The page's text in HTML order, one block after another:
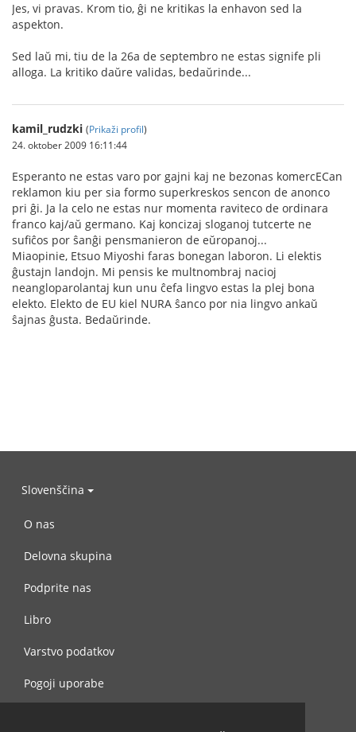
Jes, vi pravas. Krom tio, ĝi ne kritikas la enhavon sed la
aspekton.
Sed laŭ mi, tiu de la 26a de septembro ne estas signife pli
alloga. La kritiko daŭre validas, bedaŭrinde...
kamil_rudzki (Prikaži profil)
24. oktober 2009 16:11:44
Esperanto ne estas varo por gajni kaj ne bezonas komercECan
reklamon kiu per sia formo superkreskos sencon de anonco
pri ĝi. Ja la celo ne estas nur momenta raviteco de ordinara
franco kaj/aŭ germano. Kaj koncizaj sloganoj tutcerte ne
sufiĉos por ŝanĝi pensmanieron de eŭropanoj...
Miaopinie, Etsuo Miyoshi faras bonegan laboron. Li elektis
ĝustajn landojn. Mi pensis ke multnombraj nacioj
neangloparolantaj kun unu ĉefa lingvo estas la plej bona
elekto. Elekto de EU kiel NURA ŝanco por nia lingvo ankaŭ
ŝajnas ĝusta. Bedaŭrinde.
Slovenščina
O nas
Delovna skupina
Podprite nas
Libro
Varstvo podatkov
Pogoji uporabe